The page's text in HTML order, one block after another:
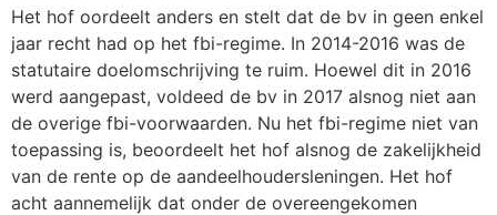
Het hof oordeelt anders en stelt dat de bv in geen enkel
jaar recht had op het fbi-regime. In 2014-2016 was de
statutaire doelomschrijving te ruim. Hoewel dit in 2016
werd aangepast, voldeed de bv in 2017 alsnog niet aan
de overige fbi-voorwaarden. Nu het fbi-regime niet van
toepassing is, beoordeelt het hof alsnog de zakelijkheid
van de rente op de aandeelhoudersleningen. Het hof
acht aannemelijk dat onder de overeengekomen